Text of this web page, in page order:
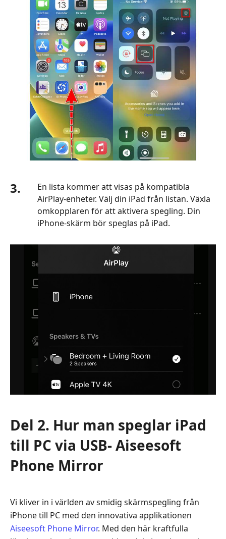
till
PC
via
Wi-
Fi
Del
5.
Jämförelse
av
metoderna
Del
6.
Vanliga
om
att
spegla
iPhone
PC
3.
En lista kommer att visas på kompatibla
AirPlay-enheter. Välj din iPad från listan. Växla
omkopplaren för att aktivera spegling. Din
iPhone-skärm bör speglas på iPad.
Del 2. Hur man speglar iPad
till PC via USB- Aiseesoft
Phone Mirror
Vi kliver in i världen av smidig skärmspegling från
iPhone till PC med den innovativa applikationen
Aiseesoft Phone Mirror. Med den här kraftfulla